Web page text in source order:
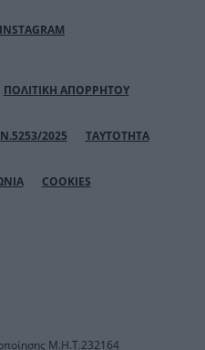
ΠΟΛΙΤΙΚΗ ΑΠΟΡΡΗΤΟΥ
2025 ΤΑΥΤΟΤΗΤΑ
COOKIES
Μ.Η.Τ.232164